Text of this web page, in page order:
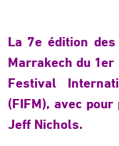
La 7e édition
Marrakech du
Festival
(FIFM), avec
Jeff Nichols.